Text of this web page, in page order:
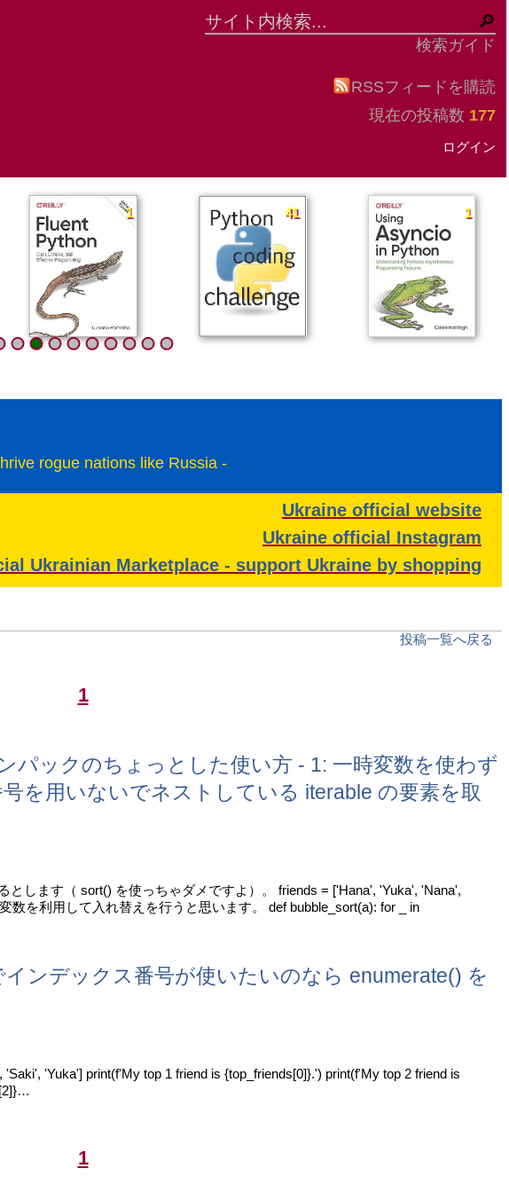
検索ガイド
RSSフィードを購読
現在の投稿数 177
ログイン
1
1 41
41 1
1
rogue nations like Russia -
Ukraine official website
Ukraine official Instagram
Ukrainian Marketplace - support Ukraine by shopping
投稿一覧へ戻る
1
パックのちょっとした使い方 - 1: 一時変数を使わず
を用いないでネストしている iterable の要素を取
します（ sort() を使っちゃダメですよ）。 friends = ['Hana', 'Yuka', 'Nana',
数を利用して入れ替えを行うと思います。 def bubble_sort(a): for _ in
インデックス番号が使いたいのなら enumerate() を
'Yuka'] print(f'My top 1 friend is {top_friends[0]}.') print(f'My top 2 friend is
1